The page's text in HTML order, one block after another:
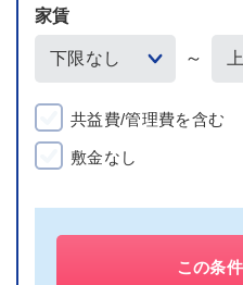
家賃
～
共益費/管理費を含む
敷金なし
この条